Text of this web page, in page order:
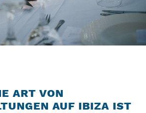
ART VON
AUF IBIZA IST